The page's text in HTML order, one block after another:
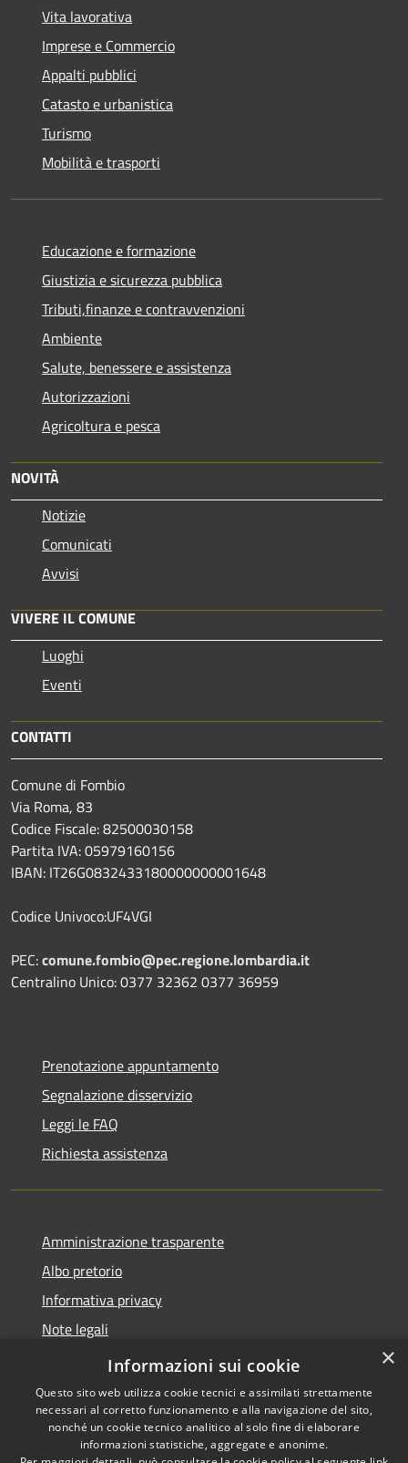
Vita lavorativa
Imprese e Commercio
Appalti pubblici
Catasto e urbanistica
Turismo
Mobilità e trasporti
Educazione e formazione
Giustizia e sicurezza pubblica
Tributi,finanze e contravvenzioni
Ambiente
Salute, benessere e assistenza
Autorizzazioni
Agricoltura e pesca
NOVITÀ
Notizie
Comunicati
Avvisi
VIVERE IL COMUNE
Luoghi
Eventi
CONTATTI
Comune di Fombio
Via Roma, 83
Codice Fiscale: 82500030158
Partita IVA: 05979160156
IBAN: IT26G0832433180000000001648
Codice Univoco:UF4VGI
PEC:comune.fombio@pec.regione.lombardia.it
Centralino Unico: 0377 32362 0377 36959
Prenotazione appuntamento
Segnalazione disservizio
Leggi le FAQ
Richiesta assistenza
Amministrazione trasparente
Albo pretorio
Informativa privacy
Note legali
Dichiarazione di accessibilità
Copyright © 2026 • Comune di
×
Informazioni sui cookie
Questo sito web utilizza cookie tecnici e assimilati strettamente
necessari al corretto funzionamento e alla navigazione del sito,
nonché un cookie tecnico analitico al solo fine di elaborare
informazioni statistiche, aggregate e anonime.